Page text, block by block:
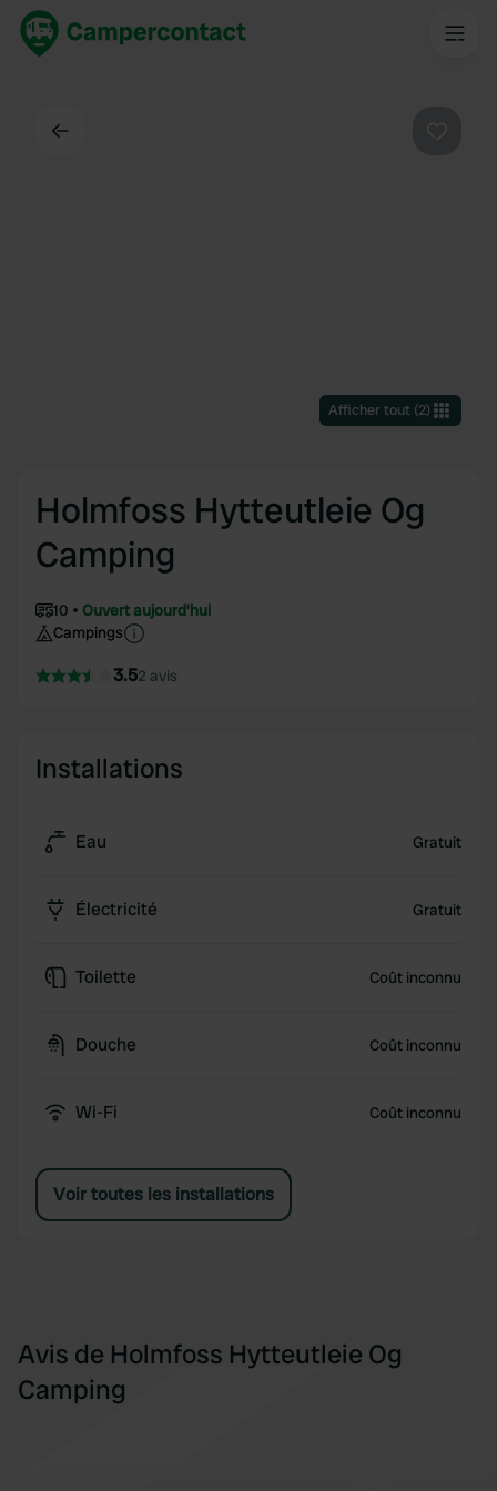
Afficher tout(2)
Holmfoss Hytteutleie Og
Camping
10
Ouvert aujourd'hui
Campings
3.52 avis
Installations
Eau Gratuit
Électricité Gratuit
Toilette Coût inconnu
Douche Coût inconnu
Wi-Fi Coût inconnu
Voir toutes les installations
Avis de Holmfoss Hytteutleie Og
Camping